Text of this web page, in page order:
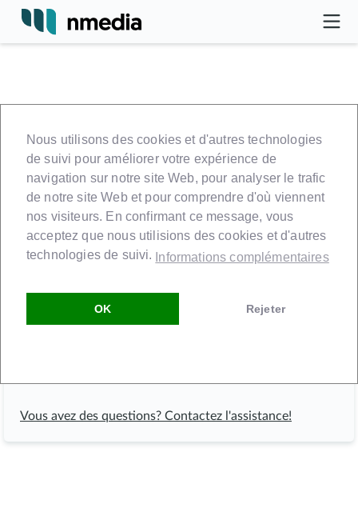
Nous utilisons des cookies et d'autres technologies
de suivi pour améliorer votre expérience de
navigation sur notre site Web, pour analyser le trafic
de notre site Web et pour comprendre d'où viennent
nos visiteurs. En confirmant ce message, vous
acceptez que nous utilisions des cookies et d'autres
technologies de suivi. Informations complémentaires
Rejeter
OK
Réinitialisez votre mot de
passe
Vous avez oublié votre mot de passe? Ne vous inquiétez
pas! Nous vous enverrons un lien par e-mail pour créer
un nouveau mot de passe.
Vous avez des questions? Contactez l'assistance!